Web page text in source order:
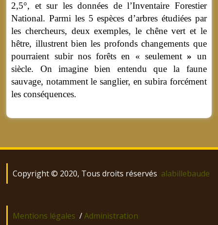
2,5°, et sur les données de l’Inventaire Forestier
National. Parmi les 5 espèces d’arbres étudiées par
les chercheurs, deux exemples, le chêne vert et le
hêtre, illustrent bien les profonds changements que
pourraient subir nos forêts en « seulement » un
siècle. On imagine bien entendu que la faune
sauvage, notamment le sanglier, en subira forcément
les conséquences.
Copyright © 2020, Tous droits réservés alabillebaude
Mentions légales /Administration